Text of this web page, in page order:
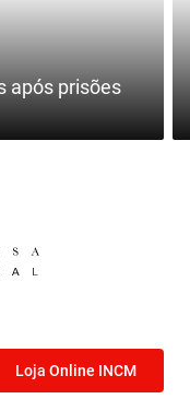
após prisões
Loja Online INCM